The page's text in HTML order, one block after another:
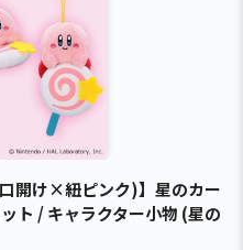
開け×紐ピンク)】星のカー
ト / キャラクター小物 (星の